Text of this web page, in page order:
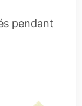
pendant